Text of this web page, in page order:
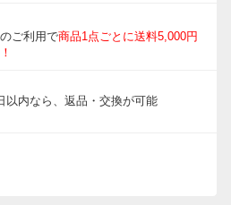
ご利用で商品1点ごとに送料5,000円
以内なら、返品・交換が可能